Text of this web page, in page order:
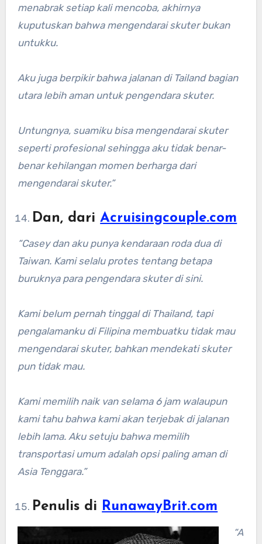
menabrak setiap kali mencoba, akhirnya
kuputuskan bahwa mengendarai skuter bukan
untukku.
Aku juga berpikir bahwa jalanan di Tailand bagian
utara lebih aman untuk pengendara skuter.
Untungnya, suamiku bisa mengendarai skuter
seperti profesional sehingga aku tidak benar-
benar kehilangan momen berharga dari
mengendarai skuter.”
Dan, dariAcruisingcouple.com
“Casey dan aku punya kendaraan roda dua di
Taiwan. Kami selalu protes tentang betapa
buruknya para pengendara skuter di sini.
Kami belum pernah tinggal di Thailand, tapi
pengalamanku di Filipina membuatku tidak mau
mengendarai skuter, bahkan mendekati skuter
pun tidak mau.
Kami memilih naik van selama 6 jam walaupun
kami tahu bahwa kami akan terjebak di jalanan
lebih lama. Aku setuju bahwa memilih
transportasi umum adalah opsi paling aman di
Asia Tenggara.”
Penulis di RunawayBrit.com
“A